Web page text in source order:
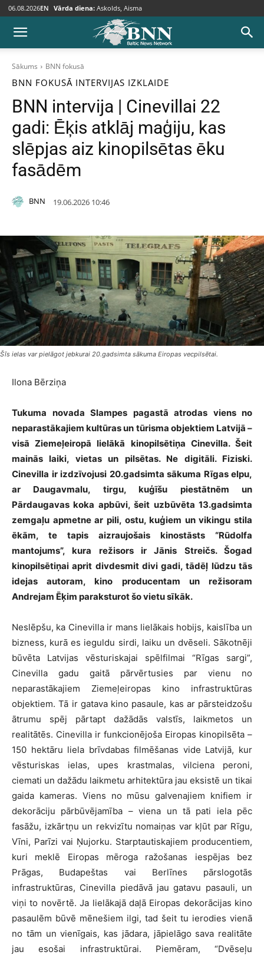
06.08.2026EN Vārda diena: Askolds, Aisma
Sākums BNN fokusā
BNN FOKUSĀ INTERVIJAS IZKLAIDE
BNN intervija | Cinevillai 22
gadi: Ēķis atklāj maģiju, kas
slēpjas aiz kinopilsētas ēku
fasādēm
BNN 19.06.2026 10:46
Šīs ielas var pielāgot jebkurai 20.gadsimta sākuma Eiropas vecpilsētai.
Ilona Bērziņa
Tukuma novada Slampes pagastā atrodas viens no
neparastākajiem kultūras un tūrisma objektiem Latvijā –
visā Ziemeļeiropā lielākā kinopilsētiņa Cinevilla. Šeit
mainās laiki, vietas un pilsētas. Ne digitāli. Fiziski.
Cinevilla ir izdzīvojusi 20.gadsimta sākuma Rīgas elpu,
ar Daugavmalu, tirgu, kuģīšu piestātnēm un
Pārdaugavas koka apbūvi, šeit uzbūvēta 13.gadsimta
zemgaļu apmetne ar pili, ostu, kuģiem un vikingu stila
ēkām, te tapis aizraujošais kinostāsts “Rūdolfa
mantojums”, kura režisors ir Jānis Streičs. Šogad
kinopilsētiņai aprit divdesmit divi gadi, tādēļ lūdzu tās
idejas autoram, kino producentam un režisoram
Andrejam Ēķim paraksturot šo vietu sīkāk.
Neslēpšu, ka Cinevilla ir mans lielākais hobijs, kaislība un
bizness, kurā es ieguldu sirdi, laiku un dvēseli. Sākotnēji
būvēta Latvijas vēsturiskajai spēlfilmai “Rīgas sargi”,
Cinevilla gadu gaitā pārvērtusies par vienu no
neparastākajiem Ziemeļeiropas kino infrastruktūras
objektiem. Tā ir gatava kino pasaule, kas ar pārsteidzošu
ātrumu spēj pārtapt dažādās valstīs, laikmetos un
realitātēs. Cinevilla ir funkcionējoša Eiropas kinopilsēta –
150 hektāru liela brīvdabas filmēšanas vide Latvijā, kur
vēsturiskas ielas, upes krastmalas, vilciena peroni,
ciemati un dažādu laikmetu arhitektūra jau eksistē un tikai
gaida kameras. Viens no mūsu galvenajiem knifiem ir
dekorāciju pārbūvējamība – viena un tā pati iela pēc
fasāžu, izkārtņu un rekvizītu nomaiņas var kļūt par Rīgu,
Vīni, Parīzi vai Ņujorku. Starptautiskajiem producentiem,
kuri meklē Eiropas mēroga ražošanas iespējas bez
Prāgas, Budapeštas vai Berlīnes pārslogotās
infrastruktūras, Cinevilla piedāvā jau gatavu pasauli, un
viņi to novērtē. Ja lielākajā daļā Eiropas dekorācijas kino
pasaulēm būvē mēnešiem ilgi, tad šeit tu ierodies vienā
no tām un vienīgais, kas jādara, jāpielāgo sava realitāte
jau esošai infrastruktūrai. Piemēram, “Dvēseļu